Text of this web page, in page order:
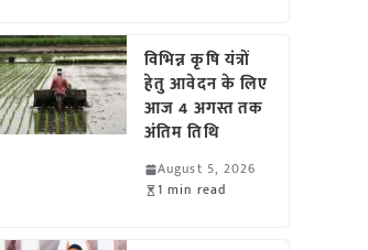
विभिन्न कृषि यंत्रों
हेतु आवेदन के लिए
आज 4 अगस्त तक
अंतिम तिथि
August 5, 2026
1 min read